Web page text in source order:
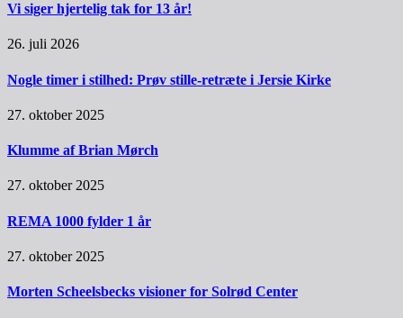
Vi siger hjertelig tak for 13 år!
26. juli 2026
Nogle timer i stilhed: Prøv stille-retræte i Jersie Kirke
27. oktober 2025
Klumme af Brian Mørch
27. oktober 2025
REMA 1000 fylder 1 år
27. oktober 2025
Morten Scheelsbecks visioner for Solrød Center